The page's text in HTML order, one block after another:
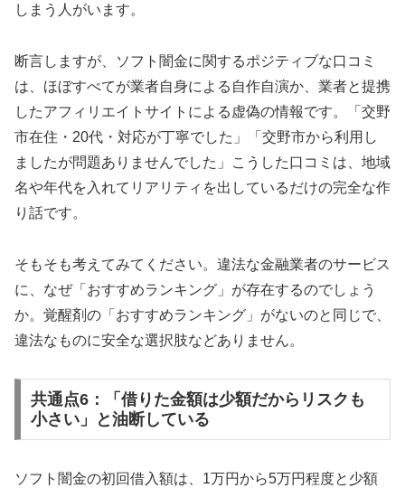
しまう人がいます。
断言しますが、ソフト闇金に関するポジティブな口コミ
は、ほぼすべてが業者自身による自作自演か、業者と提携
したアフィリエイトサイトによる虚偽の情報です。「交野
市在住・20代・対応が丁寧でした」「交野市から利用し
ましたが問題ありませんでした」こうした口コミは、地域
名や年代を入れてリアリティを出しているだけの完全な作
り話です。
そもそも考えてみてください。違法な金融業者のサービス
に、なぜ「おすすめランキング」が存在するのでしょう
か。覚醒剤の「おすすめランキング」がないのと同じで、
違法なものに安全な選択肢などありません。
共通点6：「借りた金額は少額だからリスクも
小さい」と油断している
ソフト闇金の初回借入額は、1万円から5万円程度と少額